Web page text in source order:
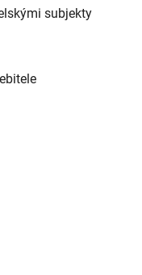
subjekty